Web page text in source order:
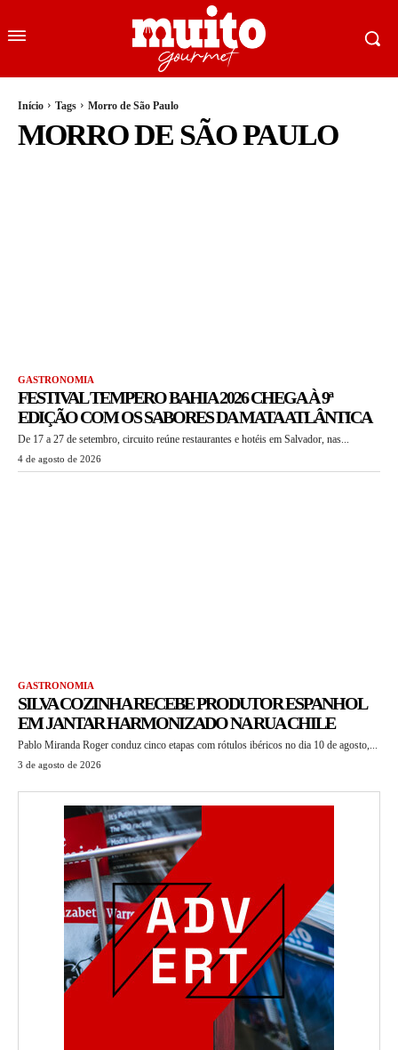
Início Tags Morro de São Paulo
MORRO DE SÃO PAULO
GASTRONOMIA
FESTIVAL TEMPERO BAHIA 2026 CHEGA À 9ª
EDIÇÃO COM OS SABORES DA MATA ATLÂNTICA
De 17 a 27 de setembro, circuito reúne restaurantes e hotéis em Salvador, nas...
4 de agosto de 2026
GASTRONOMIA
SILVA COZINHA RECEBE PRODUTOR ESPANHOL
EM JANTAR HARMONIZADO NA RUA CHILE
Pablo Miranda Roger conduz cinco etapas com rótulos ibéricos no dia 10 de agosto,...
3 de agosto de 2026